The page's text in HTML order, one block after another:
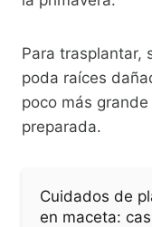
Para trasplantar,
poda raíces
poco más
preparada.
Cuidados de
en maceta: